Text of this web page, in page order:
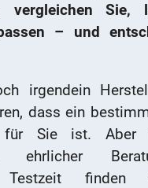
vergleichen Sie,
– und
irgendein
dass ein
für Sie ist. Aber
ehrlicher
Testzeit